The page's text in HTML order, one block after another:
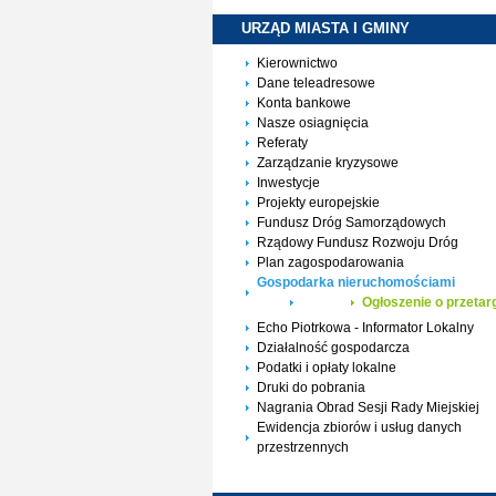
URZĄD MIASTA I GMINY
Kierownictwo
Dane teleadresowe
Konta bankowe
Nasze osiagnięcia
Referaty
Zarządzanie kryzysowe
Inwestycje
Projekty europejskie
Fundusz Dróg Samorządowych
Rządowy Fundusz Rozwoju Dróg
Plan zagospodarowania
Gospodarka nieruchomościami
Ogłoszenie o
Echo Piotrkowa - Informator Lokalny
Działalność gospodarcza
Podatki i opłaty lokalne
Druki do pobrania
Nagrania Obrad Sesji Rady Miejskiej
Ewidencja zbiorów i usług danych
przestrzennych